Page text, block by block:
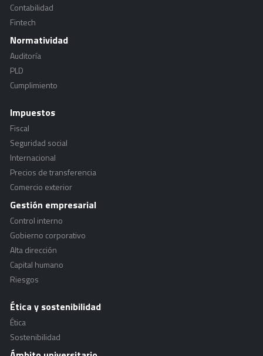
Contabilidad
Fintech
Normatividad
Auditoría
PLD
Cumplimiento
Impuestos
Fiscal
Seguridad social
Internacional
Precios de transferencia
Comercio exterior
Gestión empresarial
Control interno
Gobierno corporativo
Alta dirección
Capital humano
Riesgos
Ética y sostenibilidad
Ética
Sostenibilidad